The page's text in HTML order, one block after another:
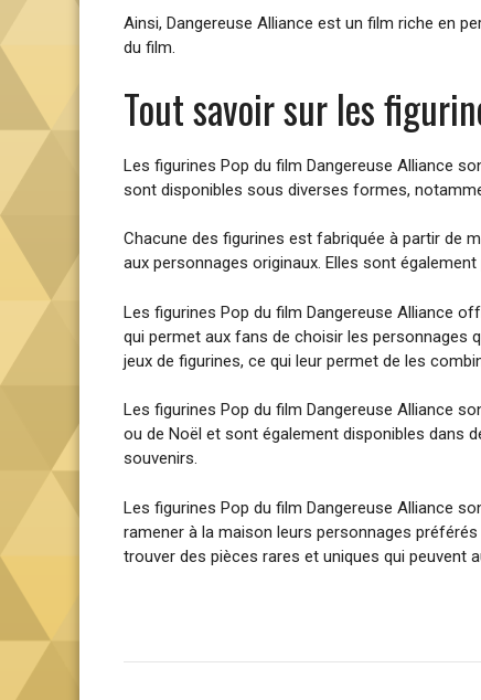
Ainsi, Dangereuse Alliance est un film riche en
du film.
Tout savoir sur les
Les figurines Pop du film Dangereuse Alliance
sont disponibles sous diverses formes,
Chacune des figurines est fabriquée à partir de
aux personnages originaux. Elles sont
Les figurines Pop du film Dangereuse Alliance
qui permet aux fans de choisir les personnages
jeux de figurines, ce qui leur permet de les
Les figurines Pop du film Dangereuse Alliance
ou de Noël et sont également disponibles dans
souvenirs.
Les figurines Pop du film Dangereuse Alliance
ramener à la maison leurs personnages
trouver des pièces rares et uniques qui peuvent